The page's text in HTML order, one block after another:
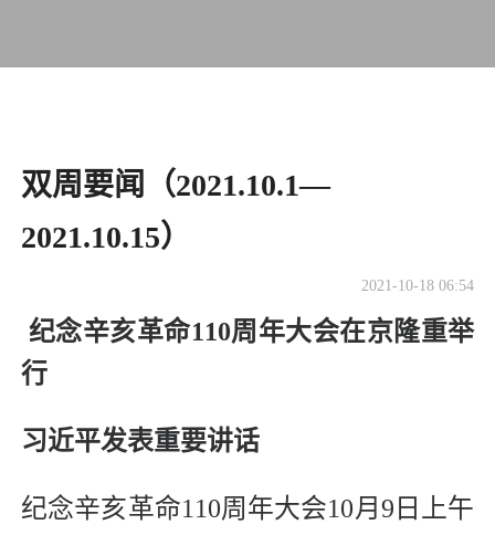
双周要闻（2021.10.1—
2021.10.15）
2021-10-18 06:54
纪念辛亥革命110周年大会在京隆重举
行
习近平发表重要讲话
纪念辛亥革命110周年大会10月9日上午